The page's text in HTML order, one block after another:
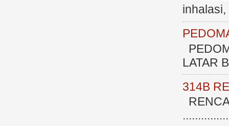
LATAR
314B